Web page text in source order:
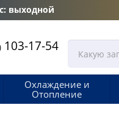
выходной
103-17-54
Охлаждение и
Отопление